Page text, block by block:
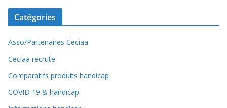
Catégories
Asso/Partenaires Ceciaa
Ceciaa recrute
Comparatifs produits handicap
COVID 19 & handicap